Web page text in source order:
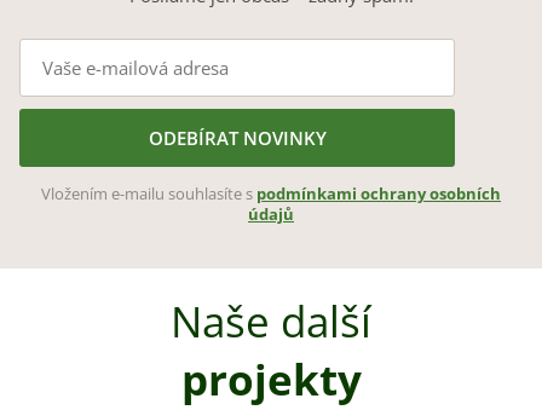
ODEBÍRAT NOVINKY
Vložením e-mailu souhlasíte s podmínkami ochrany osobních
údajů
Naše další
projekty